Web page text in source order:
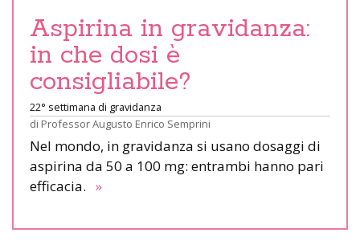
Aspirina in gravidanza:
in che dosi è
consigliabile?
22° settimana di gravidanza
di Professor Augusto Enrico Semprini
Nel mondo, in gravidanza si usano dosaggi di
aspirina da 50 a 100 mg: entrambi hanno pari
efficacia. »